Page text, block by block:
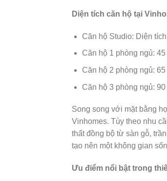
Diện tích căn hộ tại
Căn hộ Studio: Diện
Căn hộ 1 phòng ngủ:
Căn hộ 2 phòng ngủ:
Căn hộ 3 phòng ngủ:
Song song với mặt bằng
Vinhomes. Tùy theo nhu
thất đồng bộ từ sàn gỗ,
tạo nên một không gian
Ưu điểm nổi bật trong